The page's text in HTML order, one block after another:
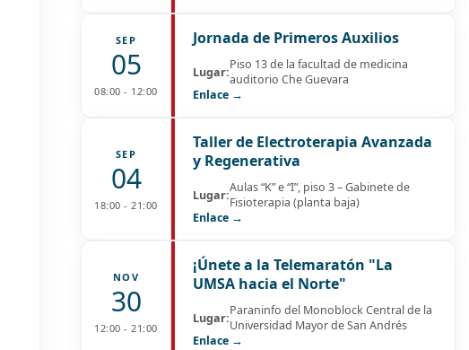
SEP
05
08:00 - 12:00
Jornada de Primeros Auxilios
Lugar:Piso 13 de la facultad de medicina
auditorio Che Guevara
Enlace →
SEP
04
18:00 - 21:00
Taller de Electroterapia Avanzada
y Regenerativa
Lugar:Aulas “K” e “I”, piso 3 – Gabinete de
Fisioterapia (planta baja)
Enlace →
NOV
30
12:00 - 21:00
¡Únete a la Telemaratón "La
UMSA hacia el Norte"
Lugar:Paraninfo del Monoblock Central de la
Universidad Mayor de San Andrés
Enlace →